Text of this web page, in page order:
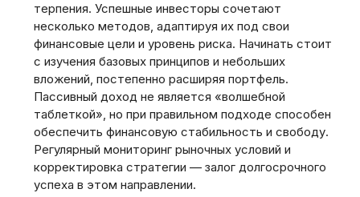
терпения. Успешные инвесторы сочетают
несколько методов, адаптируя их под свои
финансовые цели и уровень риска. Начинать стоит
с изучения базовых принципов и небольших
вложений, постепенно расширяя портфель.
Пассивный доход не является «волшебной
таблеткой», но при правильном подходе способен
обеспечить финансовую стабильность и свободу.
Регулярный мониторинг рыночных условий и
корректировка стратегии — залог долгосрочного
успеха в этом направлении.